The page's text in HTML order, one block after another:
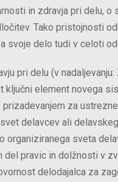
in zdravja pri delu,
Tako pristojnosti
svoje delo tudi v celoti
pri delu (v
ključni element novega
prizadevanjem za
delavcev ali
organiziranega sveta
pravic in dolžnosti v
delodajalca za